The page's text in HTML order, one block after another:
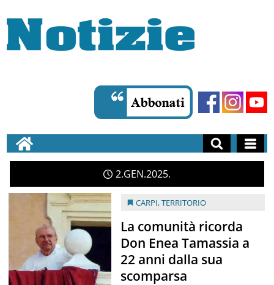
2 GEN 2025
CARPI,TERRITORIO
La comunità ricorda
Don Enea Tamassia a
22 anni dalla sua
scomparsa